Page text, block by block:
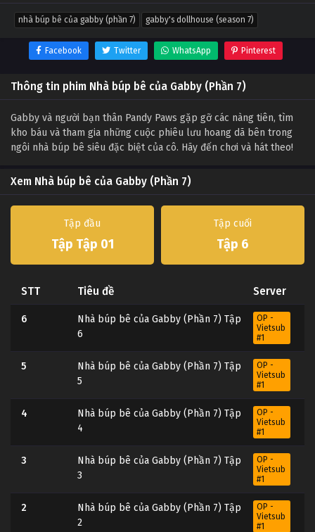
nhà búp bê của gabby (phần 7) gabby's dollhouse (season 7)
Facebook Twitter WhatsApp Pinterest
Thông tin phim Nhà búp bê của Gabby (Phần 7)
Gabby và người bạn thân Pandy Paws gặp gỡ các nàng tiên, tìm
kho báu và tham gia những cuộc phiêu lưu hoang dã bên trong
ngôi nhà búp bê siêu đặc biệt của cô. Hãy đến chơi và hát theo!
Xem Nhà búp bê của Gabby (Phần 7)
Tập đầu
Tập Tập 01
Tập cuối
Tập 6
STT Tiêu đề Server
6
Nhà búp bê của Gabby (Phần 7) Tập
6
OP -
Vietsub
#1
5
Nhà búp bê của Gabby (Phần 7) Tập
5
OP -
Vietsub
#1
4
Nhà búp bê của Gabby (Phần 7) Tập
4
OP -
Vietsub
#1
3
Nhà búp bê của Gabby (Phần 7) Tập
3
OP -
Vietsub
#1
2
Nhà búp bê của Gabby (Phần 7) Tập
2
OP -
Vietsub
#1